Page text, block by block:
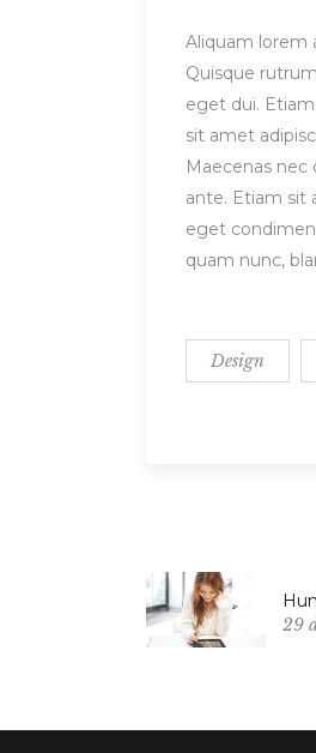
Aliquam lorem
Quisque
eget dui.
sit amet
Maecenas
ante. Etiam sit
eget
quam nunc,
Design
29